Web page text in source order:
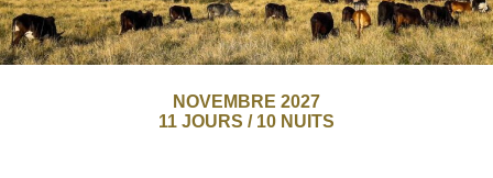
NOVEMBRE 2027
11 JOURS / 10 NUITS